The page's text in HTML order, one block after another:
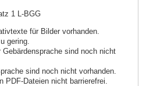
1 L-BGG
für Bilder vorhanden.
gering.
Gebärdensprache sind noch nicht
sind noch nicht vorhanden.
PDF-Dateien nicht barrierefrei.